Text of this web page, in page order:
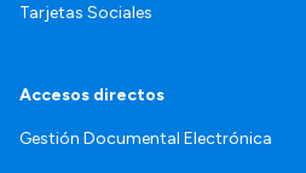
Tarjetas Sociales
Accesos directos
Gestión Documental Electrónica